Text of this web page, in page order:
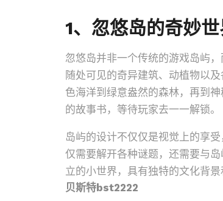
1、忽悠岛的奇妙
忽悠岛并非一个传统的游戏岛屿
随处可见的奇异建筑、动植物以
色海洋到绿意盎然的森林，再到
的故事书，等待玩家去一一解锁。
岛屿的设计不仅仅是视觉上的享
仅需要解开各种谜题，还需要与
立的小世界，具有独特的文化背
贝斯特bst2222